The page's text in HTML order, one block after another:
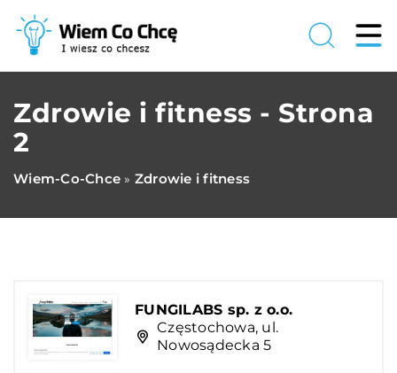
Zdrowie i fitness - Strona
2
Wiem-Co-Chce » Zdrowie i fitness
FUNGILABS sp. z o.o.
Częstochowa, ul.
Nowosądecka 5